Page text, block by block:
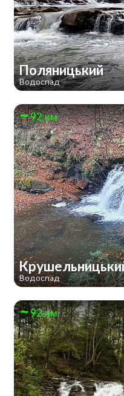
Поляницький
Водоспад
92 км
Водоспад
92 км